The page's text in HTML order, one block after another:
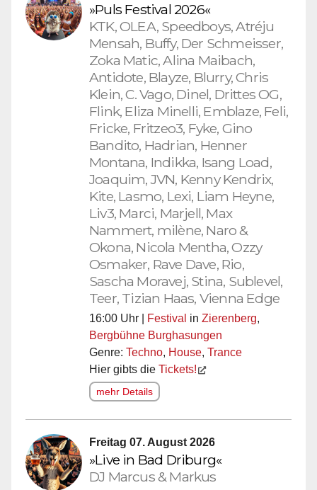
»Puls Festival 2026«
KTK, OLEA, Speedboys, Atréju
Mensah, Buffy, Der Schmeisser,
Zoka Matic, Alina Maibach,
Antidote, Blayze, Blurry, Chris
Klein, C. Vago, Dinel, Drittes OG,
Flink, Eliza Minelli, Emblaze, Feli,
Fricke, Fritzeo3, Fyke, Gino
Bandito, Hadrian, Henner
Montana, Indikka, Isang Load,
Joaquim, JVN, Kenny Kendrix,
Kite, Lasmo, Lexi, Liam Heyne,
Liv3, Marci, Marjell, Max
Nammert, milène, Naro &
Okona, Nicola Mentha, Ozzy
Osmaker, Rave Dave, Rio,
Sascha Moravej, Stina, Sublevel,
Teer, Tizian Haas, Vienna Edge
16:00 Uhr | Festival in Zierenberg,
Bergbühne Burghasungen
Genre: Techno, House, Trance
Hier gibts die Tickets!
mehr Details
Freitag 07. August 2026
»Live in Bad Driburg«
DJ Marcus & Markus